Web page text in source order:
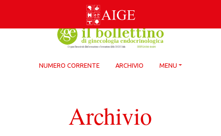
NUMERO CORRENTE ARCHIVIO MENU
Archivio